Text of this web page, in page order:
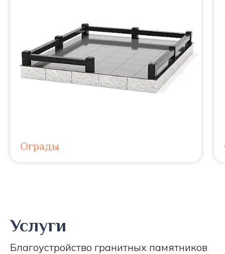
Ограды
Услуги
Благоустройство гранитных памятников